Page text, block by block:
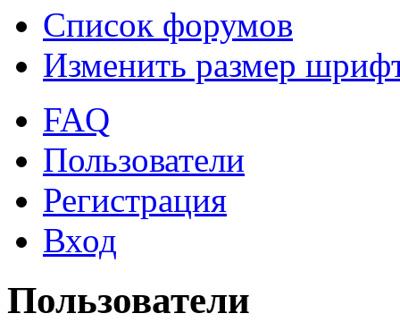
Список форумов
Изменить размер
FAQ
Пользователи
Регистрация
Вход
Пользователи